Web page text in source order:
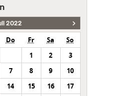
2022
Do Fr Sa
So
1
2
3
7 8 9
10
14 15 16
17